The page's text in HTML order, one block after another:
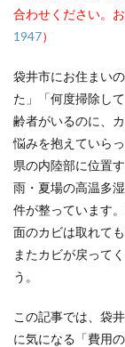
合わせください。
1947）
袋井市にお住まい
た」「何度掃除し
齢者がいるのに、
悩みを抱えていら
県の内陸部に位置
雨・夏場の高温多
件が整っています
面のカビは取れて
またカビが戻って
う。
この記事では、袋
に気になる「費用